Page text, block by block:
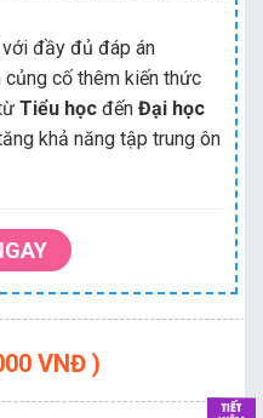
với đầy đủ đáp án
củng cố thêm kiến thức
Tiểu học đến Đại học
khả năng tập trung ôn
VNĐ )